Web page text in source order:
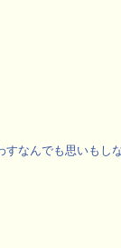
すなんでも思いもし